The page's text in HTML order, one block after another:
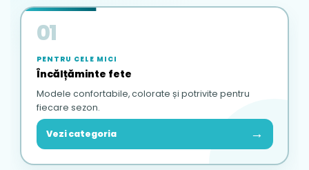
01
PENTRU CELE MICI
Încălțăminte fete
Modele confortabile, colorate și potrivite pentru
fiecare sezon.
Vezi categoria →